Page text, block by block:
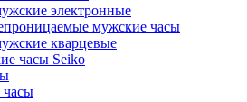
электронные
мужские часы
кварцевые
часы Seiko